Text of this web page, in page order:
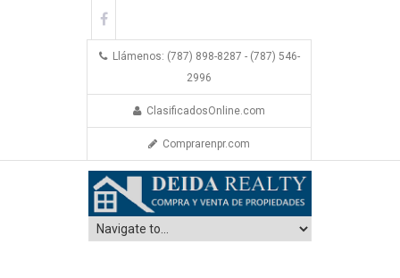
Llámenos: (787) 898-8287 - (787) 546-
2996
ClasificadosOnline.com
Comprarenpr.com